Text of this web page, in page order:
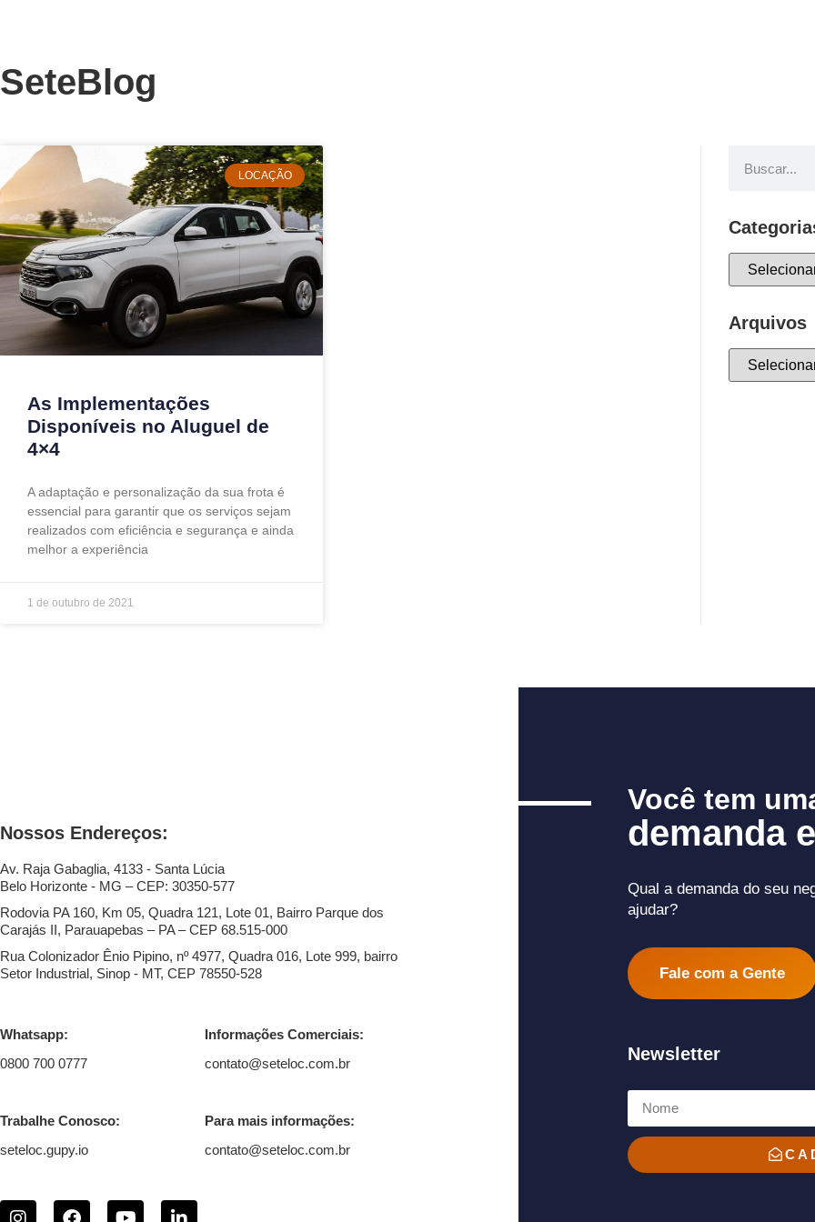
SeteBlog
LOCAÇÃO
As Implementações
Disponíveis no Aluguel de
4×4
A adaptação e personalização da sua frota é
essencial para garantir que os serviços sejam
realizados com eficiência e segurança e ainda
melhor a experiência
1 de outubro de 2021
Arquivos
Nossos Endereços:
Av. Raja Gabaglia, 4133 - Santa Lúcia
Belo Horizonte - MG – CEP: 30350-577
Rodovia PA 160, Km 05, Quadra 121, Lote 01, Bairro Parque dos
Carajás II, Parauapebas – PA – CEP 68.515-000
Rua Colonizador Ênio Pipino, nº 4977, Quadra 016, Lote 999, bairro
Setor Industrial, Sinop - MT, CEP 78550-528
Whatsapp:
0800 700 0777
Informações Comerciais:
contato@seteloc.com.br
Trabalhe Conosco:
seteloc.gupy.io
Para mais informações:
contato@seteloc.com.br
Você tem
demanda
Qual a demanda do seu
ajudar?
Fale com a Gente
Newsletter